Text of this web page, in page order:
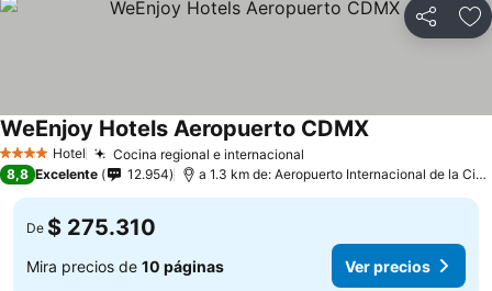
Compartir
4 EstrellasHotel Cocina regional e internacional
WeEnjoy Hotels Aeropuerto CDMX
8,8 Excelente 12.954 a 1.3 km de: Aeropuerto Internacional de la Ciudad de México
De $ 275.310
Mira precios de 10 páginas Ver precios